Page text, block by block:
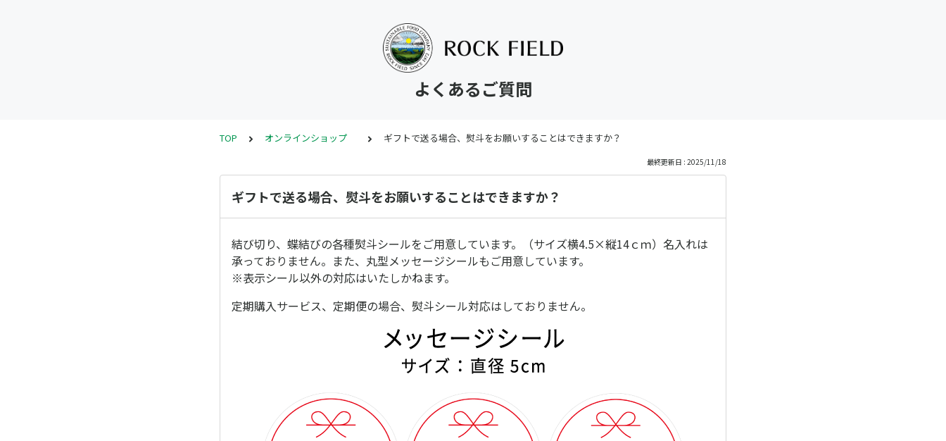
よくあるご質問
TOP オンラインショップ ギフトで送る場合、熨斗をお願いすることはできますか？
最終更新日 : 2025/11/18
ギフトで送る場合、熨斗をお願いすることはできますか？
結び切り、蝶結びの各種熨斗シールをご用意しています。（サイズ横4.5×縦14ｃｍ）名入れは
承っておりません。また、丸型メッセージシールもご用意しています。
※表示シール以外の対応はいたしかねます。
定期購入サービス、定期便の場合、熨斗シール対応はしておりません。